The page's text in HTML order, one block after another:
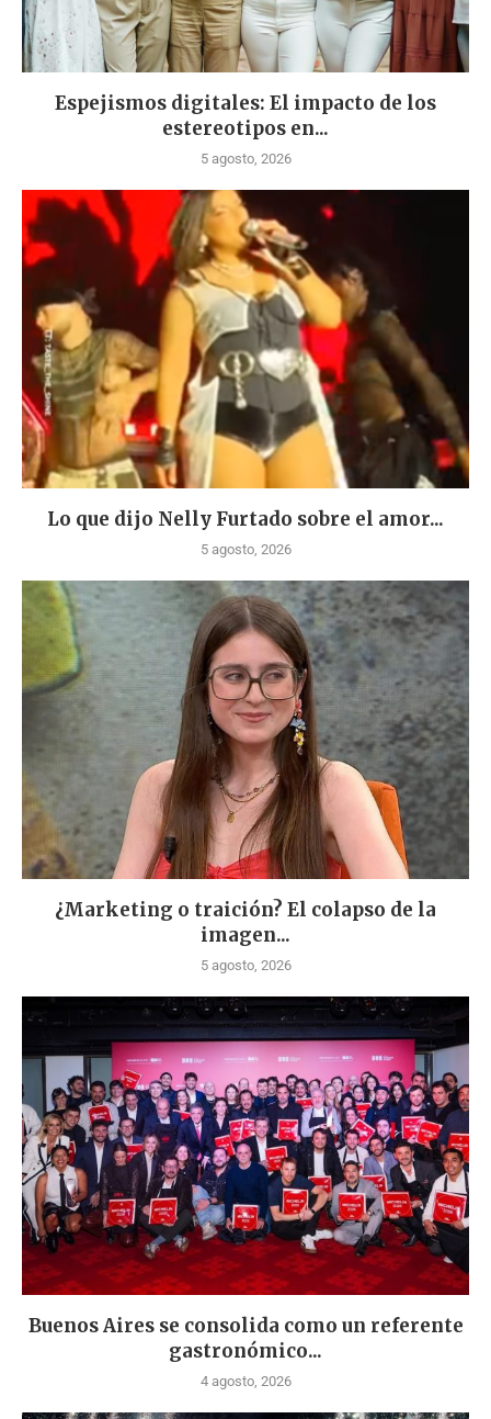
Espejismos digitales: El impacto de los
estereotipos en...
5 agosto, 2026
Lo que dijo Nelly Furtado sobre el amor...
5 agosto, 2026
¿Marketing o traición? El colapso de la
imagen...
5 agosto, 2026
Buenos Aires se consolida como un referente
gastronómico...
4 agosto, 2026